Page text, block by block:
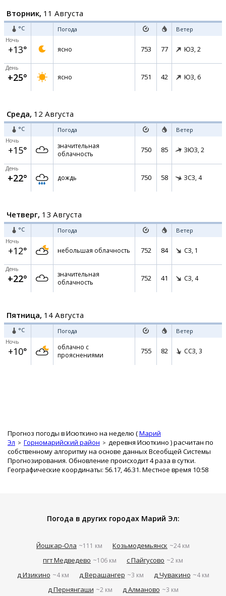
Вторник, 11 Августа
°C Погода Ветер
Ночь
+13° ясно 753 77 ЮЗ, 2
День
+25° ясно 751 42 ЮЗ, 6
Среда, 12 Августа
°C Погода Ветер
Ночь
+15°
значительная
облачность
750 85 ЗЮЗ, 2
День
+22° дождь 750 58 ЗСЗ, 4
Четверг, 13 Августа
°C Погода Ветер
Ночь
+12° небольшая облачность 752 84 СЗ, 1
День
+22°
значительная
облачность
752 41 СЗ, 4
Пятница, 14 Августа
°C Погода Ветер
Ночь
+10°
облачно с
прояснениями
755 82 ССЗ, 3
Прогноз погоды в Исюткино на неделю (Марий
Эл
Горномарийский район деревня Исюткино ) расчитан по
собственному алгоритму на основе данных Всеобщей Системы
Прогнозирования. Обновление происходит 4 раза в сутки.
Географические координаты: 56.17, 46.31. Местное время 10:58
Погода в других городах Марий Эл:
Йошкар-Ола ~111 км Козьмодемьянск ~24 км
пгт Медведево ~106 км с Пайгусово ~2 км
д Изикино ~4 км д Верашангер ~3 км д Чувакино ~4 км
д Пернянгаши ~2 км д Алманово ~3 км